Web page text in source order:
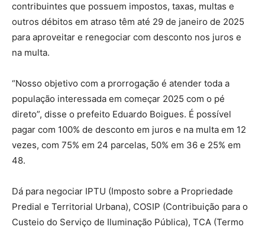
contribuintes que possuem impostos, taxas, multas e
outros débitos em atraso têm até 29 de janeiro de 2025
para aproveitar e renegociar com desconto nos juros e
na multa.
“Nosso objetivo com a prorrogação é atender toda a
população interessada em começar 2025 com o pé
direto”, disse o prefeito Eduardo Boigues. É possível
pagar com 100% de desconto em juros e na multa em 12
vezes, com 75% em 24 parcelas, 50% em 36 e 25% em
48.
Dá para negociar IPTU (Imposto sobre a Propriedade
Predial e Territorial Urbana), COSIP (Contribuição para o
Custeio do Serviço de Iluminação Pública), TCA (Termo